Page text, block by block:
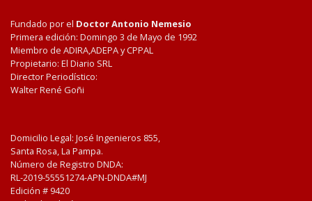
Fundado por el Doctor Antonio Nemesio
Primera edición: Domingo 3 de Mayo de 1992
Miembro de ADIRA,ADEPA y CPPAL
Propietario: El Diario SRL
Director Periodístico:
Walter René Goñi
Domicilio Legal: José Ingenieros 855,
Santa Rosa, La Pampa.
Número de Registro DNDA:
RL-2019-55551274-APN-DNDA#MJ
Edición # 9420